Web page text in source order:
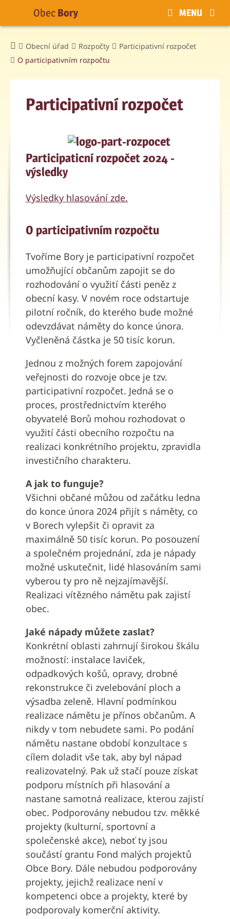
Obecní úřad Rozpočty
Participativní rozpočet
O participativním rozpočtu
Participativní rozpočet
Participaticní rozpočet 2024 -
výsledky
Výsledky hlasování zde.
O participativním rozpočtu
Tvoříme Bory je participativní rozpočet
umožňující občanům zapojit se do
rozhodování o využití části peněz z
obecní kasy. V novém roce odstartuje
pilotní ročník, do kterého bude možné
odevzdávat náměty do konce února.
Vyčleněná částka je 50 tisíc korun.
Jednou z možných forem zapojování
veřejnosti do rozvoje obce je tzv.
participativní rozpočet. Jedná se o
proces, prostřednictvím kterého
obyvatelé Borů mohou rozhodovat o
využití části obecního rozpočtu na
realizaci konkrétního projektu, zpravidla
investičního charakteru.
A jak to funguje?
Všichni občané můžou od začátku ledna
do konce února 2024 přijít s náměty, co
v Borech vylepšit či opravit za
maximálně 50 tisíc korun. Po posouzení
a společném projednání, zda je nápady
možné uskutečnit, lidé hlasováním sami
vyberou ty pro ně nejzajímavější.
Realizaci vítězného námětu pak zajistí
obec.
Jaké nápady můžete zaslat?
Konkrétní oblasti zahrnují širokou škálu
možností: instalace laviček,
odpadkových košů, opravy, drobné
rekonstrukce či zvelebování ploch a
výsadba zeleně. Hlavní podmínkou
realizace námětu je přínos občanům. A
nikdy v tom nebudete sami. Po podání
námětu nastane období konzultace s
cílem doladit vše tak, aby byl nápad
realizovatelný. Pak už stačí pouze získat
podporu místních při hlasování a
nastane samotná realizace, kterou zajistí
obec. Podporovány nebudou tzv. měkké
projekty (kulturní, sportovní a
společenské akce), neboť ty jsou
součástí grantu Fond malých projektů
Obce Bory. Dále nebudou podporovány
projekty, jejichž realizace není v
kompetenci obce a projekty, které by
podporovaly komerční aktivity.
Obec Bory MENU